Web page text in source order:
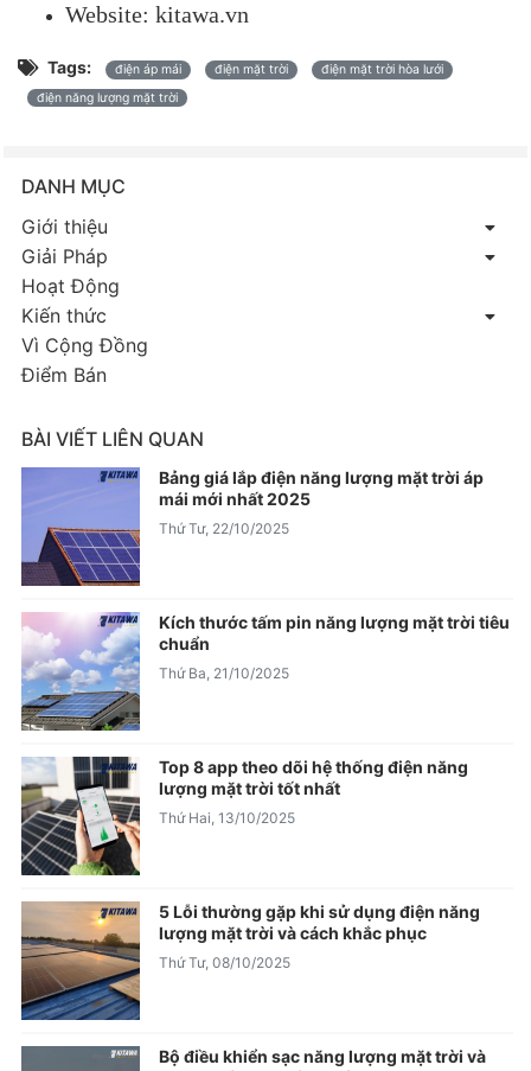
Website: kitawa.vn
Tags: điện áp mái điện mặt trời
điện mặt trời hòa lưới
điện năng lượng mặt trời
DANH MỤC
Giới thiệu
Giải Pháp
Hoạt Động
Kiến thức
Vì Cộng Đồng
Điểm Bán
BÀI VIẾT LIÊN QUAN
Bảng giá lắp điện năng lượng mặt trời áp
mái mới nhất 2025
Thứ Tư, 22/10/2025
Kích thước tấm pin năng lượng mặt trời tiêu
chuẩn
Thứ Ba, 21/10/2025
Top 8 app theo dõi hệ thống điện năng
lượng mặt trời tốt nhất
Thứ Hai, 13/10/2025
5 Lỗi thường gặp khi sử dụng điện năng
lượng mặt trời và cách khắc phục
Thứ Tư, 08/10/2025
Bộ điều khiển sạc năng lượng mặt trời và